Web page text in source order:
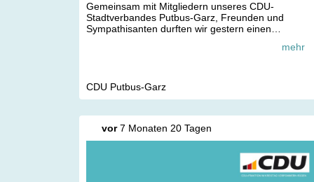
Gemeinsam mit Mitgliedern unseres CDU-
Stadtverbandes Putbus-Garz, Freunden und
Sympathisanten durften wir gestern einen
Vilm verbringen. Besonders gefreut hat uns, dass
Göttert, der uns nicht nur die wichtige Arbeit der
Akademie nähergebracht hat, sondern auch
spannende Einblicke in die Geschichte der Insel
Beim anschließenden Rundgang konnten wir die
mehr
CDU Putbus-Garz
vor7 Monaten 20 Tagen